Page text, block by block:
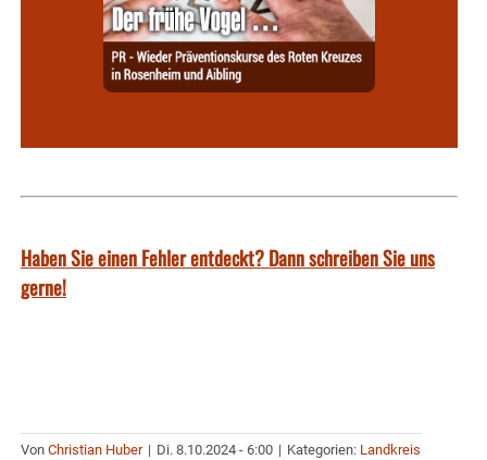
Haben Sie einen Fehler entdeckt? Dann schreiben Sie uns
gerne!
Von Christian Huber | Di. 8.10.2024 - 6:00 | Kategorien: Landkreis